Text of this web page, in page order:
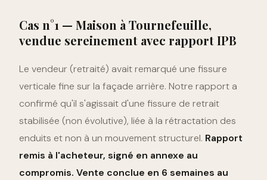
Cas n°1 — Maison à Tournefeuille,
vendue sereinement avec rapport IPB
Le vendeur (retraité) avait remarqué une fissure
verticale fine sur la façade arrière. Notre rapport a
confirmé qu'il s'agissait d'une fissure de retrait
stabilisée (non évolutive), liée à la rétractation des
enduits et non à un mouvement structurel. Rapport
remis à l'acheteur, signé en annexe au
compromis. Vente conclue en 6 semaines au